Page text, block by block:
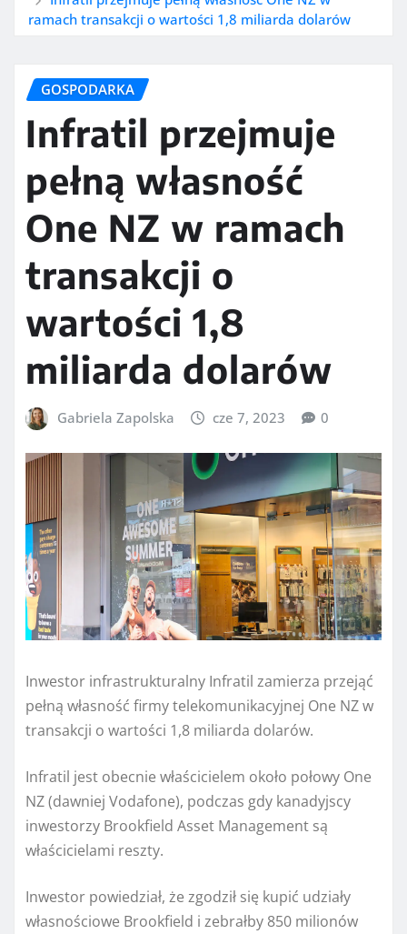
ramach transakcji o wartości 1,8 miliarda dolarów
GOSPODARKA
Infratil przejmuje
pełną własność
One NZ w ramach
transakcji o
wartości 1,8
miliarda dolarów
Gabriela Zapolska cze 7, 2023 0
Inwestor infrastrukturalny Infratil zamierza przejąć
pełną własność firmy telekomunikacyjnej One NZ w
transakcji o wartości 1,8 miliarda dolarów.
Infratil jest obecnie właścicielem około połowy One
NZ (dawniej Vodafone), podczas gdy kanadyjscy
inwestorzy Brookfield Asset Management są
właścicielami reszty.
Inwestor powiedział, że zgodził się kupić udziały
własnościowe Brookfield i zebrałby 850 milionów